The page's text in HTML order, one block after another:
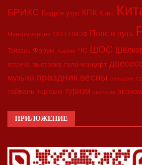
БРИКС Бодрое утро КПК Кино
Минкоммерции ООН ПМЭФ Пояс и путь
Тайвань Форум Харбин ЧС ШОС
встреча выставка гала-концерт
музыка праздник весны синьцзян
тайвань торговля туризм экология
ПРИЛОЖЕНИЕ